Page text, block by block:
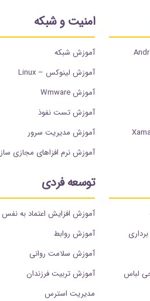
امنیت و شبکه
آموزش شبکه
آموزش لینوکس – Linux
آموزش Wmware
آموزش تست نفوذ
آموزش مدیریت سرور
آموزش نرم افزاهای مجازی ساز
لباس
توسعه فردی
آموزش افزایش اعتماد به نفس
آموزش روابط
آموزش سلامت روانی
آموزش تربیت فرزندان
مدیریت استرس